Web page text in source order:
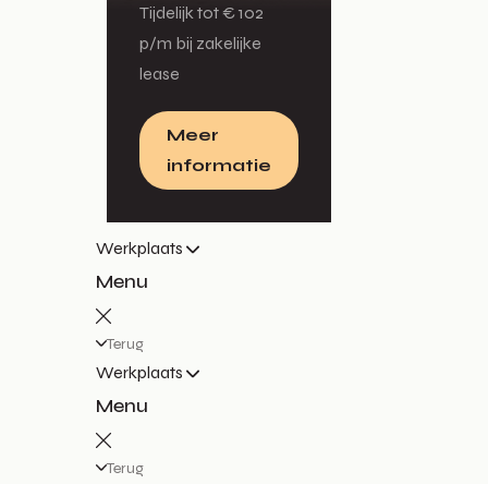
Tijdelijk tot € 102
p/m bij zakelijke
lease
Meer
informatie
Werkplaats
Menu
Terug
Werkplaats
Menu
Terug